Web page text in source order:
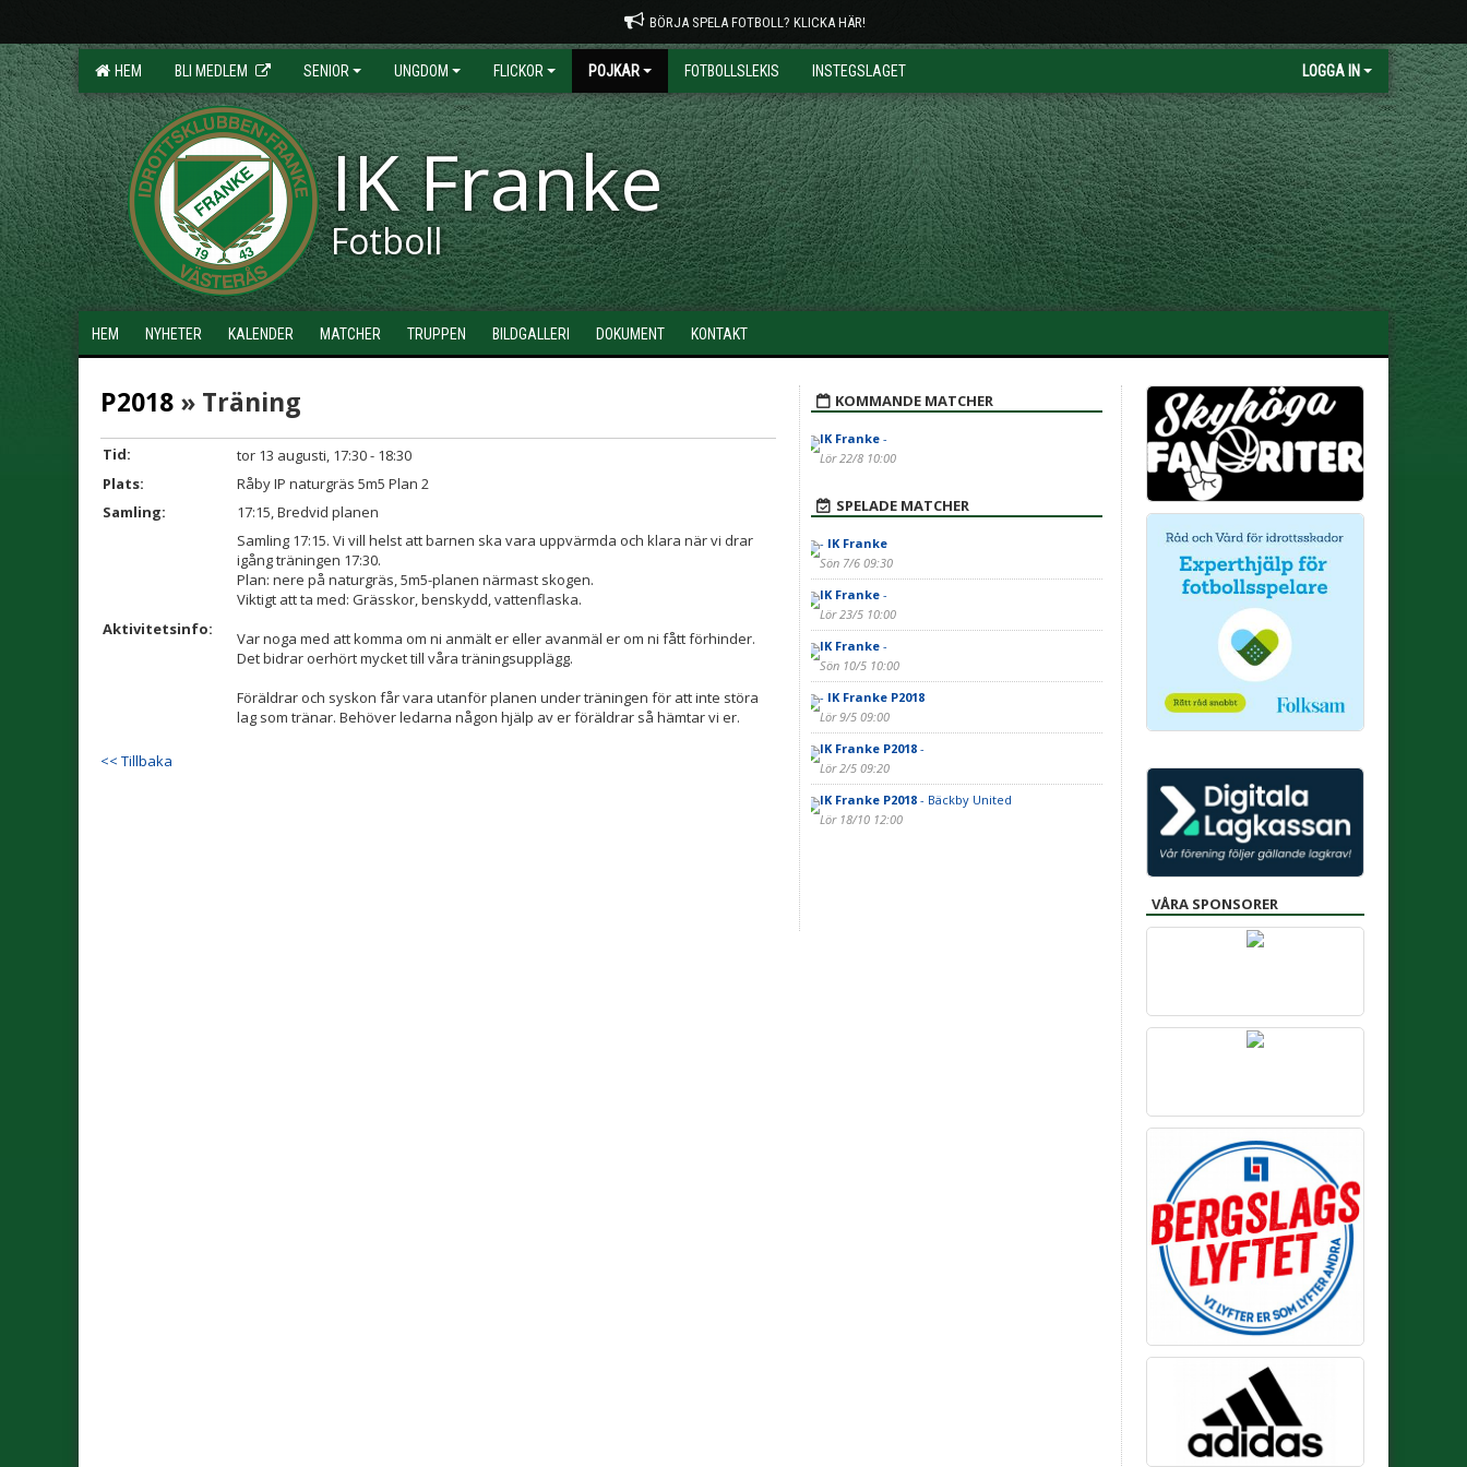
BÖRJA SPELA FOTBOLL? KLICKA HÄR!
HEM BLI MEDLEM SENIOR UNGDOM FLICKOR POJKAR FOTBOLLSLEKIS INSTEGSLAGET LOGGA IN
IK Franke
Fotboll
HEM NYHETER KALENDER MATCHER TRUPPEN BILDGALLERI DOKUMENT KONTAKT
P2018 » Träning
Tid:
tor 13 augusti, 17:30 - 18:30
Plats:
Råby IP naturgräs 5m5 Plan 2
Samling:
17:15, Bredvid planen
Aktivitetsinfo:
Samling 17:15. Vi vill helst att barnen ska vara uppvärmda och klara när vi drar
igång träningen 17:30.
Plan: nere på naturgräs, 5m5-planen närmast skogen.
Viktigt att ta med: Grässkor, benskydd, vattenflaska.
Var noga med att komma om ni anmält er eller avanmäl er om ni fått förhinder.
Det bidrar oerhört mycket till våra träningsupplägg.
Föräldrar och syskon får vara utanför planen under träningen för att inte störa
lag som tränar. Behöver ledarna någon hjälp av er föräldrar så hämtar vi er.
<< Tillbaka
KOMMANDE MATCHER
IK Franke-
Lör 22/8 10:00
SPELADE MATCHER
- IK Franke
Sön 7/6 09:30
IK Franke-
Lör 23/5 10:00
IK Franke-
Sön 10/5 10:00
- IK Franke P2018
Lör 9/5 09:00
IK Franke P2018-
Lör 2/5 09:20
IK Franke P2018- Bäckby United
Lör 18/10 12:00
VÅRA SPONSORER